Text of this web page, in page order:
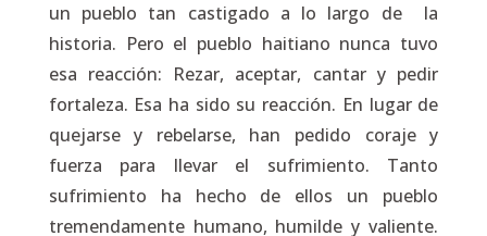
un pueblo tan castigado a lo largo de la
historia. Pero el pueblo haitiano nunca tuvo
esa reacción: Rezar, aceptar, cantar y pedir
fortaleza. Esa ha sido su reacción. En lugar de
quejarse y rebelarse, han pedido coraje y
fuerza para llevar el sufrimiento. Tanto
sufrimiento ha hecho de ellos un pueblo
tremendamente humano, humilde y valiente.